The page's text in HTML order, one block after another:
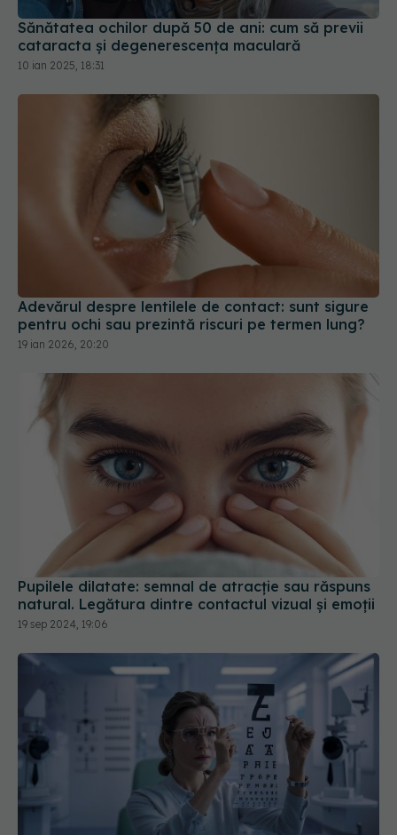
Sănătatea ochilor după 50 de ani: cum să previi
cataracta și degenerescența maculară
10 ian 2025, 18:31
Adevărul despre lentilele de contact: sunt sigure
pentru ochi sau prezintă riscuri pe termen lung?
19 ian 2026, 20:20
Pupilele dilatate: semnal de atracție sau răspuns
natural. Legătura dintre contactul vizual și emoții
19 sep 2024, 19:06